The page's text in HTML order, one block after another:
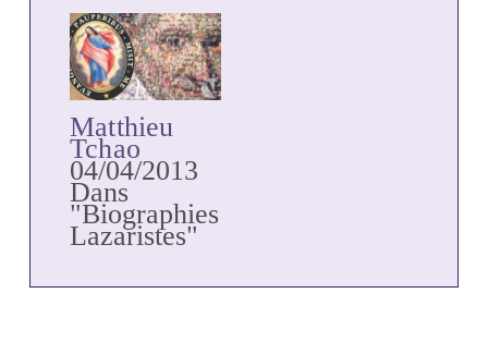
Matthieu
Tchao
04/04/2013
Dans
"Biographies
Lazaristes"